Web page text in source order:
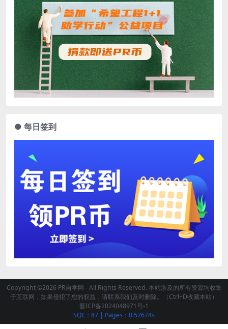
● 每日签到
Copyright ©2026 PR自学网 - All Rights Reserved. 本站涉及的所有资源均收集
于互联网，如果侵犯了您的权益，请联系我们及时删除。（Ctrl+D收藏本站）
晋ICP备2024048971号-1
SQL：87 | Pages：0.52674s